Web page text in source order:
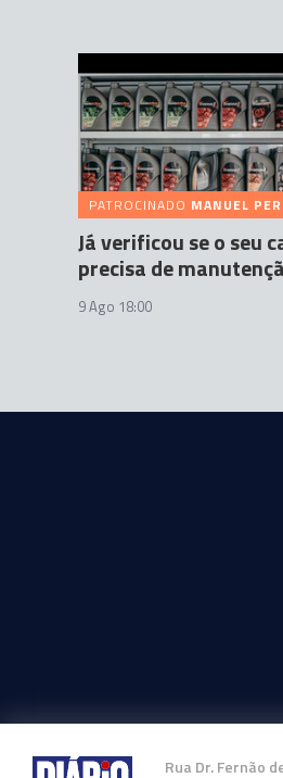
PATROCINADO MANUEL PEREIRA
Já verificou se o seu
precisa de
9 Ago 18:00
Rua Dr. Fernão